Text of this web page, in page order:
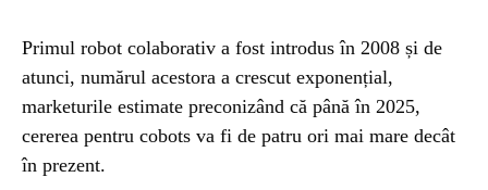
Primul robot colaborativ a fost introdus în 2008 și de
atunci, numărul acestora a crescut exponențial,
marketurile estimate preconizând că până în 2025,
cererea pentru cobots va fi de patru ori mai mare decât
în prezent.